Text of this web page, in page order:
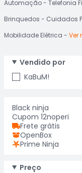
Automação
Telefonia
Brinquedos
Cuidados
Mobilidade Elétrica
Ver
Vendido por
KaBuM!
Black ninja
Cupom 12noperi
Frete grátis
OpenBox
Prime Ninja
Preço